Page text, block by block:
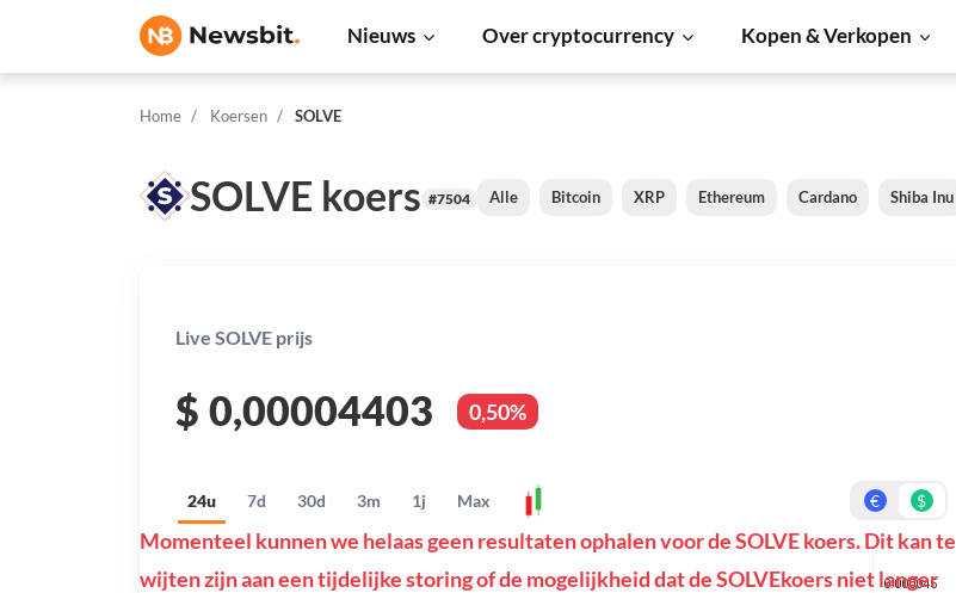
Nieuws Over cryptocurrency Kopen & Verkopen
Home Koersen SOLVE
SOLVE koers #7504 Alle Bitcoin XRP Ethereum Cardano Shiba Inu
Live SOLVE prijs
$ 0,00004403 0,50%
24u 7d 30d 3m 1j Max € $
Momenteel kunnen we helaas geen resultaten ophalen voor de SOLVE koers. Dit kan te
wijten zijn aan een tijdelijke storing of de mogelijkheid dat de SOLVEkoers niet langer